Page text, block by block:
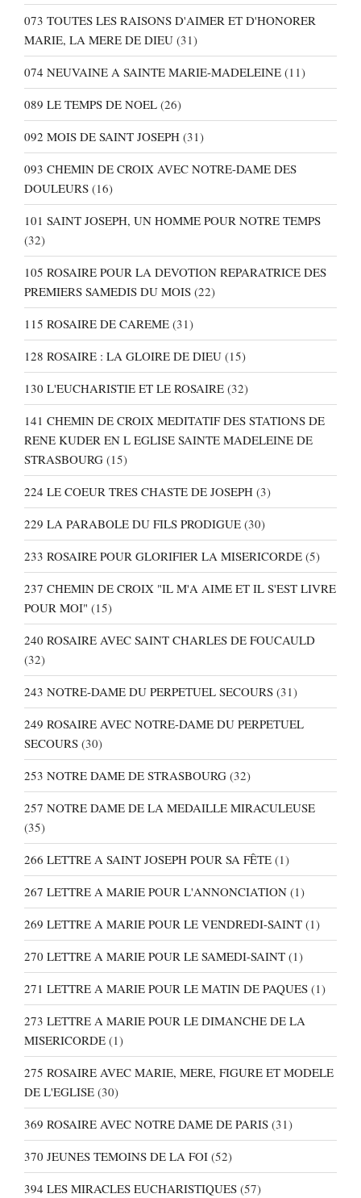
073 TOUTES LES RAISONS D'AIMER ET D'HONORER
MARIE, LA MERE DE DIEU (31)
074 NEUVAINE A SAINTE MARIE-MADELEINE (11)
089 LE TEMPS DE NOEL (26)
092 MOIS DE SAINT JOSEPH (31)
093 CHEMIN DE CROIX AVEC NOTRE-DAME DES
DOULEURS (16)
101 SAINT JOSEPH, UN HOMME POUR NOTRE TEMPS
(32)
105 ROSAIRE POUR LA DEVOTION REPARATRICE DES
PREMIERS SAMEDIS DU MOIS (22)
115 ROSAIRE DE CAREME (31)
128 ROSAIRE : LA GLOIRE DE DIEU (15)
130 L'EUCHARISTIE ET LE ROSAIRE (32)
141 CHEMIN DE CROIX MEDITATIF DES STATIONS DE
RENE KUDER EN L EGLISE SAINTE MADELEINE DE
STRASBOURG (15)
224 LE COEUR TRES CHASTE DE JOSEPH (3)
229 LA PARABOLE DU FILS PRODIGUE (30)
233 ROSAIRE POUR GLORIFIER LA MISERICORDE (5)
237 CHEMIN DE CROIX "IL M'A AIME ET IL S'EST LIVRE
POUR MOI" (15)
240 ROSAIRE AVEC SAINT CHARLES DE FOUCAULD
(32)
243 NOTRE-DAME DU PERPETUEL SECOURS (31)
249 ROSAIRE AVEC NOTRE-DAME DU PERPETUEL
SECOURS (30)
253 NOTRE DAME DE STRASBOURG (32)
257 NOTRE DAME DE LA MEDAILLE MIRACULEUSE
(35)
266 LETTRE A SAINT JOSEPH POUR SA FÊTE (1)
267 LETTRE A MARIE POUR L'ANNONCIATION (1)
269 LETTRE A MARIE POUR LE VENDREDI-SAINT (1)
270 LETTRE A MARIE POUR LE SAMEDI-SAINT (1)
271 LETTRE A MARIE POUR LE MATIN DE PAQUES (1)
273 LETTRE A MARIE POUR LE DIMANCHE DE LA
MISERICORDE (1)
275 ROSAIRE AVEC MARIE, MERE, FIGURE ET MODELE
DE L'EGLISE (30)
369 ROSAIRE AVEC NOTRE DAME DE PARIS (31)
370 JEUNES TEMOINS DE LA FOI (52)
394 LES MIRACLES EUCHARISTIQUES (57)